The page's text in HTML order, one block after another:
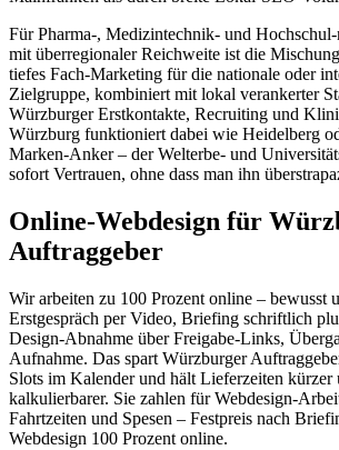
Für Pharma-, Medizintechnik- und
mit überregionaler Reichweite ist die
tiefes Fach-Marketing für die nationale oder
Zielgruppe, kombiniert mit lokal verankerter
Würzburger Erstkontakte, Recruiting und
Würzburg funktioniert dabei wie Heidelberg
Marken-Anker – der Welterbe- und
sofort Vertrauen, ohne dass man ihn
Online-Webdesign für
Auftraggeber
Wir arbeiten zu 100 Prozent online – bewusst
Erstgespräch per Video, Briefing schriftlich
Design-Abnahme über Freigabe-Links,
Aufnahme. Das spart Würzburger
Slots im Kalender und hält Lieferzeiten kürzer
kalkulierbarer. Sie zahlen für Webdesign-
Fahrtzeiten und Spesen – Festpreis nach
Webdesign 100 Prozent online.